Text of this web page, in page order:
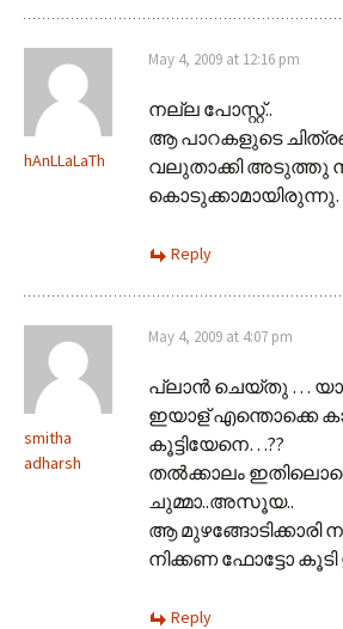
hAnLLaLaTh
May 4, 2009 at 12:16 pm
നല്ല പോസ്റ്റ്..
ആ പാറകളുടെ
വലുതാക്കി അടുത്തു
Reply
smitha
adharsh
May 4, 2009 at 4:07 pm
പ്ലാന്‍ ചെയ്തു …
ഇയാള് എന്തൊക്കെ
കൂട്ടിയേനെ…??
തല്‍ക്കാലം
ചുമ്മാ..അസൂയ..
ആ മുഴങ്ങോടിക്കാരി
നിക്കണ ഫോട്ടോ കൂടി
Reply